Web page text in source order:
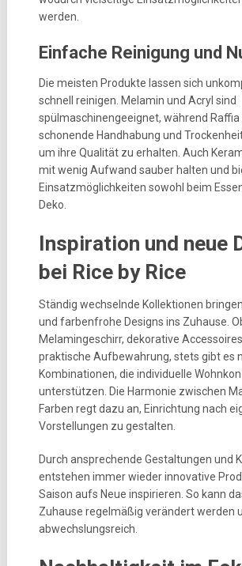
werden.
Einfache Reinigung und
Die meisten Produkte lassen sich
schnell reinigen. Melamin und Acryl sind
spülmaschinengeeignet, während Raffia
schonende Handhabung und
um ihre Qualität zu erhalten. Auch
mit wenig Aufwand sauber halten und
Einsatzmöglichkeiten sowohl beim
Deko.
Inspiration und neue
bei Rice by Rice
Ständig wechselnde Kollektionen
und farbenfrohe Designs ins Zuhause.
Melamingeschirr, dekorative
praktische Aufbewahrung, stets gibt es
Kombinationen, die individuelle
unterstützen. Die Harmonie zwischen
Farben regt dazu an, Einrichtung nach
Vorstellungen zu gestalten.
Durch ansprechende Gestaltungen und
entstehen immer wieder innovative
Saison aufs Neue inspirieren. So kann
Zuhause regelmäßig verändert werden
abwechslungsreich.